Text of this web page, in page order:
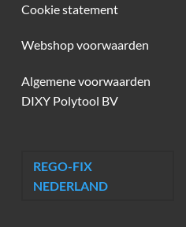
Cookie statement
Webshop voorwaarden
Algemene voorwaarden
DIXY Polytool BV
REGO-FIX
NEDERLAND